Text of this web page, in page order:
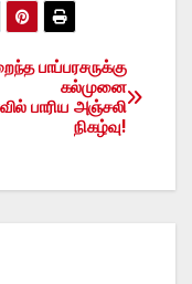
பாப்பரசருக்கு
கல்முனை
பாரிய அஞ்சலி
நிகழ்வு!